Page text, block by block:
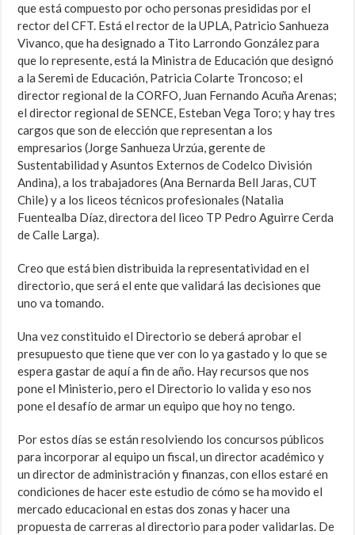
que está compuesto por ocho personas presididas por el
rector del CFT. Está el rector de la UPLA, Patricio Sanhueza
Vivanco, que ha designado a Tito Larrondo González para
que lo represente, está la Ministra de Educación que designó
a la Seremi de Educación, Patricia Colarte Troncoso; el
director regional de la CORFO, Juan Fernando Acuña Arenas;
el director regional de SENCE, Esteban Vega Toro; y hay tres
cargos que son de elección que representan a los
empresarios (Jorge Sanhueza Urzúa, gerente de
Sustentabilidad y Asuntos Externos de Codelco División
Andina), a los trabajadores (Ana Bernarda Bell Jaras, CUT
Chile) y a los liceos técnicos profesionales (Natalia
Fuentealba Díaz, directora del liceo TP Pedro Aguirre Cerda
de Calle Larga).
Creo que está bien distribuida la representatividad en el
directorio, que será el ente que validará las decisiones que
uno va tomando.
Una vez constituido el Directorio se deberá aprobar el
presupuesto que tiene que ver con lo ya gastado y lo que se
espera gastar de aquí a fin de año. Hay recursos que nos
pone el Ministerio, pero el Directorio lo valida y eso nos
pone el desafío de armar un equipo que hoy no tengo.
Por estos días se están resolviendo los concursos públicos
para incorporar al equipo un fiscal, un director académico y
un director de administración y finanzas, con ellos estaré en
condiciones de hacer este estudio de cómo se ha movido el
mercado educacional en estas dos zonas y hacer una
propuesta de carreras al directorio para poder validarlas. De